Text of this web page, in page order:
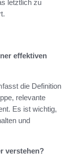
letztlich zu
effektiven
die Definition
relevante
Es ist wichtig,
und
verstehen?